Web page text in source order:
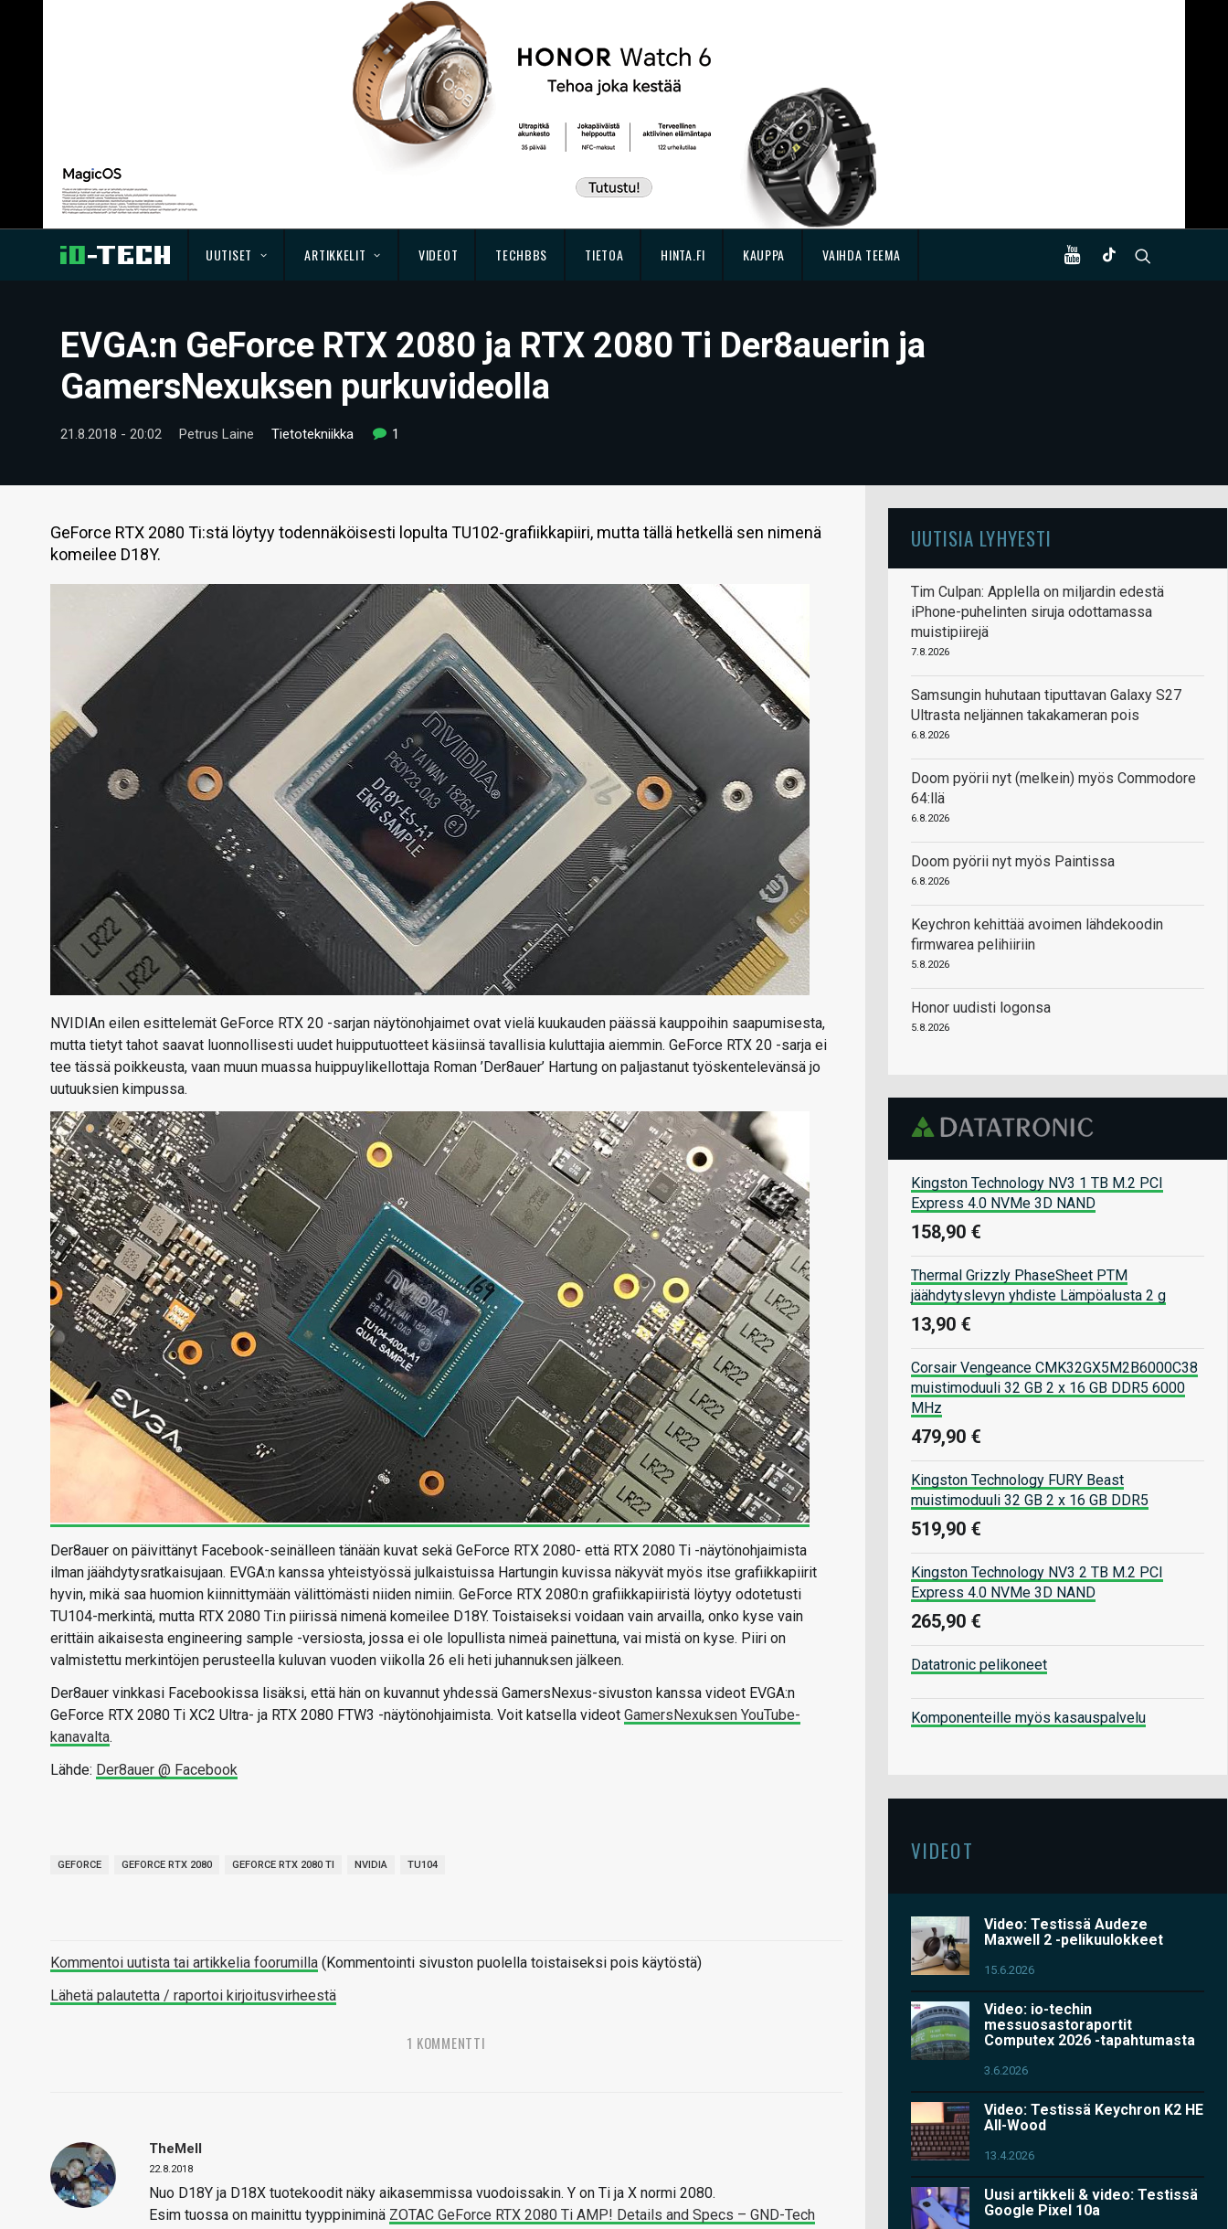
UUTISET ARTIKKELIT VIDEOT TECHBBS TIETOA HINTA.FI KAUPPA VAIHDA TEEMA
EVGA:n GeForce RTX 2080 ja RTX 2080 Ti Der8auerin ja
GamersNexuksen purkuvideolla
21.8.2018 - 20:02 Petrus Laine Tietotekniikka 1
GeForce RTX 2080 Ti:stä löytyy todennäköisesti lopulta TU102-grafiikkapiiri, mutta tällä hetkellä sen nimenä
komeilee D18Y.
NVIDIAn eilen esittelemät GeForce RTX 20 -sarjan näytönohjaimet ovat vielä kuukauden päässä kauppoihin saapumisesta,
mutta tietyt tahot saavat luonnollisesti uudet huipputuotteet käsiinsä tavallisia kuluttajia aiemmin. GeForce RTX 20 -sarja ei
tee tässä poikkeusta, vaan muun muassa huippuylikellottaja Roman ’Der8auer’ Hartung on paljastanut työskentelevänsä jo
uutuuksien kimpussa.
Der8auer on päivittänyt Facebook-seinälleen tänään kuvat sekä GeForce RTX 2080- että RTX 2080 Ti -näytönohjaimista
ilman jäähdytysratkaisujaan. EVGA:n kanssa yhteistyössä julkaistuissa Hartungin kuvissa näkyvät myös itse grafiikkapiirit
hyvin, mikä saa huomion kiinnittymään välittömästi niiden nimiin. GeForce RTX 2080:n grafiikkapiiristä löytyy odotetusti
TU104-merkintä, mutta RTX 2080 Ti:n piirissä nimenä komeilee D18Y. Toistaiseksi voidaan vain arvailla, onko kyse vain
erittäin aikaisesta engineering sample -versiosta, jossa ei ole lopullista nimeä painettuna, vai mistä on kyse. Piiri on
valmistettu merkintöjen perusteella kuluvan vuoden viikolla 26 eli heti juhannuksen jälkeen.
Der8auer vinkkasi Facebookissa lisäksi, että hän on kuvannut yhdessä GamersNexus-sivuston kanssa videot EVGA:n
GeForce RTX 2080 Ti XC2 Ultra- ja RTX 2080 FTW3 -näytönohjaimista. Voit katsella videot GamersNexuksen YouTube-
kanavalta.
Lähde: Der8auer @ Facebook
GEFORCE GEFORCE RTX 2080 GEFORCE RTX 2080 TI NVIDIA TU104
Kommentoi uutista tai artikkelia foorumilla (Kommentointi sivuston puolella toistaiseksi pois käytöstä)
Lähetä palautetta / raportoi kirjoitusvirheestä
1 KOMMENTTI
TheMeII
22.8.2018
Nuo D18Y ja D18X tuotekoodit näky aikasemmissa vuodoissakin. Y on Ti ja X normi 2080.
Esim tuossa on mainittu tyyppiniminä ZOTAC GeForce RTX 2080 Ti AMP! Details and Specs – GND-Tech
UUTISIA LYHYESTI
Tim Culpan: Applella on miljardin edestä
iPhone-puhelinten siruja odottamassa
muistipiirejä
7.8.2026
Samsungin huhutaan tiputtavan Galaxy S27
Ultrasta neljännen takakameran pois
6.8.2026
Doom pyörii nyt (melkein) myös Commodore
64:llä
6.8.2026
Doom pyörii nyt myös Paintissa
6.8.2026
Keychron kehittää avoimen lähdekoodin
firmwarea pelihiiriin
5.8.2026
Honor uudisti logonsa
5.8.2026
Kingston Technology NV3 1 TB M.2 PCI
Express 4.0 NVMe 3D NAND
158,90 €
Thermal Grizzly PhaseSheet PTM
jäähdytyslevyn yhdiste Lämpöalusta 2 g
13,90 €
Corsair Vengeance CMK32GX5M2B6000C38
muistimoduuli 32 GB 2 x 16 GB DDR5 6000
MHz
479,90 €
Kingston Technology FURY Beast
muistimoduuli 32 GB 2 x 16 GB DDR5
519,90 €
Kingston Technology NV3 2 TB M.2 PCI
Express 4.0 NVMe 3D NAND
265,90 €
Datatronic pelikoneet
Komponenteille myös kasauspalvelu
VIDEOT
Video: Testissä Audeze
Maxwell 2 -pelikuulokkeet
15.6.2026
Video: io-techin
messuosastoraportit
Computex 2026 -tapahtumasta
3.6.2026
Video: Testissä Keychron K2 HE
All-Wood
13.4.2026
Uusi artikkeli & video: Testissä
Google Pixel 10a